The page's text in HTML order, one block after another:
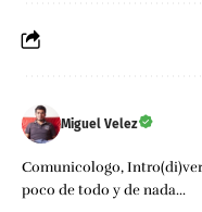
Miguel Velez
Comunicologo,
poco de todo y de nada...